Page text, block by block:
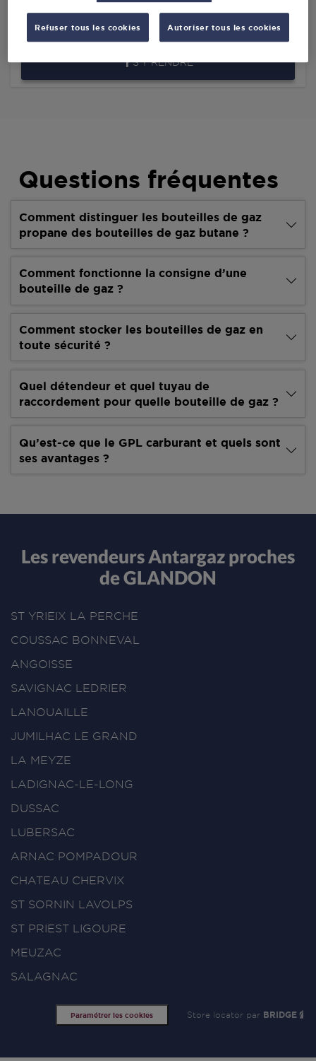
ROUTE DE BRIVE
87500GLANDON
S'Y RENDRE
Questions fréquentes
Comment distinguer les bouteilles de gaz
propane des bouteilles de gaz butane ?
Comment fonctionne la consigne d’une
bouteille de gaz ?
Comment stocker les bouteilles de gaz en
toute sécurité ?
Quel détendeur et quel tuyau de
raccordement pour quelle bouteille de gaz ?
Qu’est-ce que le GPL carburant et quels sont
ses avantages ?
Les revendeurs Antargaz proches
de GLANDON
ST YRIEIX LA PERCHE
COUSSAC BONNEVAL
ANGOISSE
SAVIGNAC LEDRIER
LANOUAILLE
JUMILHAC LE GRAND
LA MEYZE
LADIGNAC-LE-LONG
DUSSAC
LUBERSAC
ARNAC POMPADOUR
CHATEAU CHERVIX
ST SORNIN LAVOLPS
ST PRIEST LIGOURE
MEUZAC
SALAGNAC
Paramétrer les cookies Store locator par BRIDGE
Refuser tous les cookies Autoriser tous les cookies